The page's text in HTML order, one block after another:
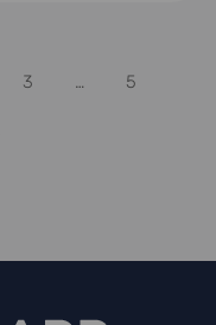
3 … 5